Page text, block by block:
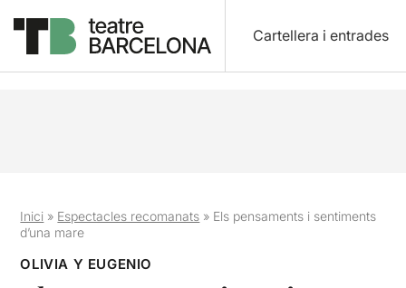
Cartellera i entrades
Inici » Espectacles recomanats » Els pensaments i sentiments
d’una mare
OLIVIA Y EUGENIO